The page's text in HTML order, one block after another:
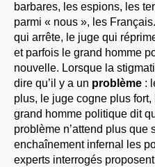
barbares, les espions, les
parmi « nous », les
qui arrête, le juge qui
et parfois le grand homme
nouvelle. Lorsque la
dire qu’il y a un problème :
plus, le juge cogne plus
grand homme politique dit
problème n’attend plus que
enchaînement infernal les
experts interrogés